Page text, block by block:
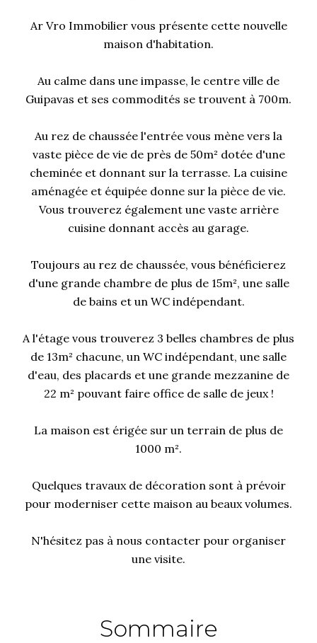
Ar Vro Immobilier vous présente cette nouvelle
maison d'habitation.
Au calme dans une impasse, le centre ville de
Guipavas et ses commodités se trouvent à 700m.
Au rez de chaussée l'entrée vous mène vers la
vaste pièce de vie de près de 50m² dotée d'une
cheminée et donnant sur la terrasse. La cuisine
aménagée et équipée donne sur la pièce de vie.
Vous trouverez également une vaste arrière
cuisine donnant accès au garage.
Toujours au rez de chaussée, vous bénéficierez
d'une grande chambre de plus de 15m², une salle
de bains et un WC indépendant.
A l'étage vous trouverez 3 belles chambres de plus
de 13m² chacune, un WC indépendant, une salle
d'eau, des placards et une grande mezzanine de
22 m² pouvant faire office de salle de jeux !
La maison est érigée sur un terrain de plus de
1000 m².
Quelques travaux de décoration sont à prévoir
pour moderniser cette maison au beaux volumes.
N'hésitez pas à nous contacter pour organiser
une visite.
Sommaire